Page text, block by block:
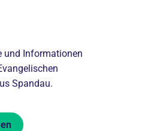
und Informationen
Spandau.